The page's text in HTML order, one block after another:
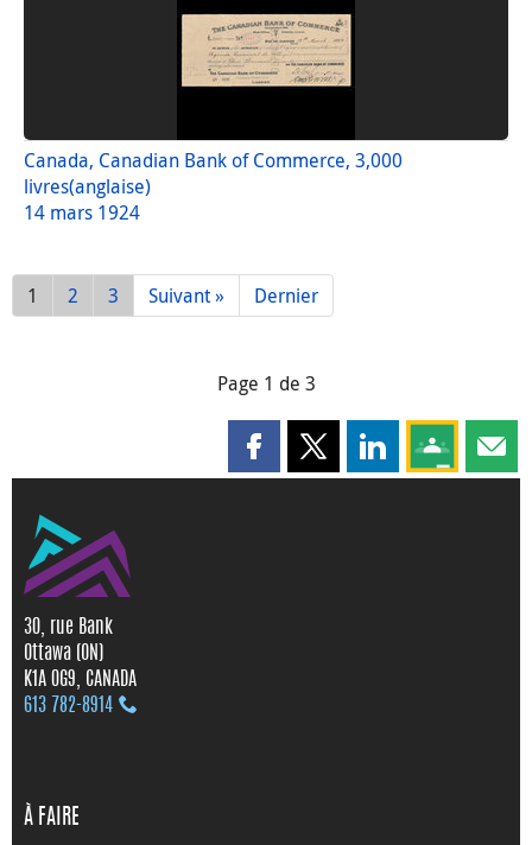
Canada, Canadian Bank of Commerce, 3,000
livres(anglaise)
14 mars 1924
1 2 3 Suivant » Dernier
Page 1 de 3
Partager cette page sur
Partager cette page sur X
Partager cette
Partagez
30, rue Bank
Ottawa (ON)
K1A 0G9, CANADA
613 782‑8914
À FAIRE